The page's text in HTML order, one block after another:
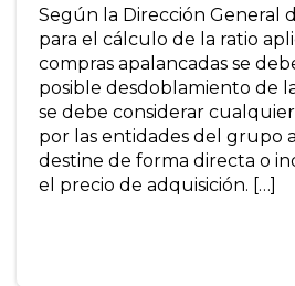
Según la Dirección General
para el cálculo de la ratio
compras apalancadas se
posible desdoblamiento de
se debe considerar
por las entidades del grupo
destine de forma directa o
el precio de adquisición. […]